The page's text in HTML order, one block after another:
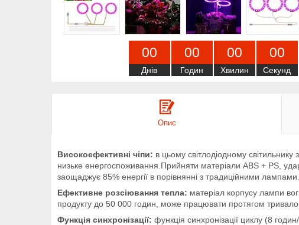
00
Днів
00
Годин
00
Хвилин
00
Секунд
Опис
Високоефективні чіпи: в цьому світлодіодному світильнику
низьке енергоспоживання.Прийняти матеріали ABS + PS,
заощаджує 85% енергії в порівнянні з традиційними лампами.
Ефективне розсіювання тепла: матеріал корпусу лампи
продукту до 50 000 годин, може працювати протягом
Функція синхронізації: функція синхронізації циклу (8